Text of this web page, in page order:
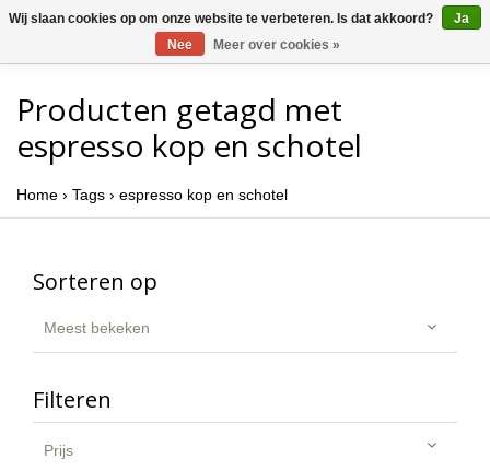
Producten getagd met
espresso kop en schotel
Home › Tags › espresso kop en schotel
Sorteren op
Meest bekeken
Filteren
Prijs
Wij slaan cookies op om onze website te verbeteren. Is dat akkoord?
Ja
Nee
Meer over cookies »